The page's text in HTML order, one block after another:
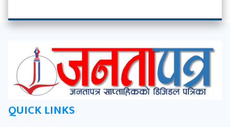
QUICK LINKS